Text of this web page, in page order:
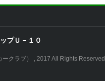
プＵ－１０
クラブ） , 2017 All Rights Reserved.